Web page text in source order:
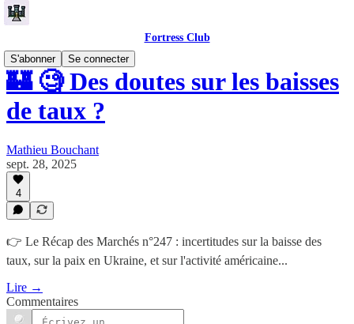
Fortress Club
S'abonner
Se connecter
🏰 🧐 Des doutes sur les baisses
de taux ?
Mathieu Bouchant
sept. 28, 2025
4
👉 Le Récap des Marchés n°247 : incertitudes sur la baisse des
taux, sur la paix en Ukraine, et sur l'activité américaine...
Lire →
Commentaires